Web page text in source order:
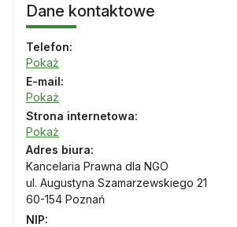
Dane kontaktowe
Telefon:
Pokaż
E-mail:
Pokaż
Strona internetowa:
Pokaż
Adres biura:
Kancelaria Prawna dla NGO
ul. Augustyna Szamarzewskiego 21
60-154 Poznań
NIP: